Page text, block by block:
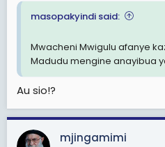
masopakyindi said:
Mwacheni Mwigulu afanye
Madudu mengine anayibua
Au sio!?
mjingamimi